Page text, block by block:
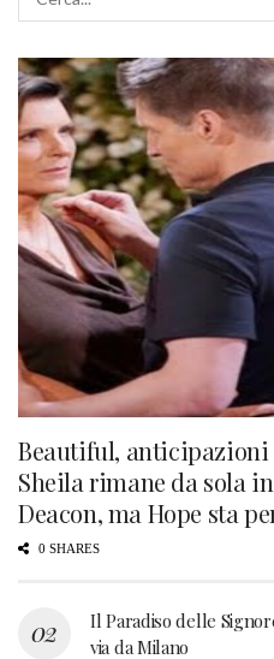
Beautiful, anticipazioni
Sheila rimane da sola
Deacon, ma Hope sta
0 SHARES
Il Paradiso delle
via da Milano